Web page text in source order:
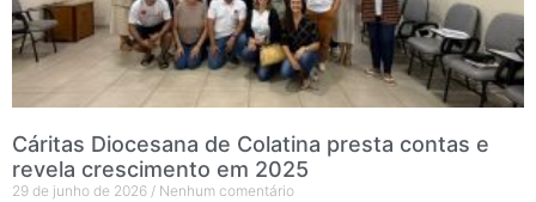
Cáritas Diocesana de Colatina presta contas e
revela crescimento em 2025
29 de junho de 2026 Nenhum comentário